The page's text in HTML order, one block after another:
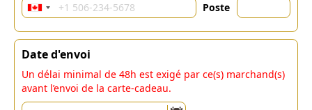
Poste
Date d'envoi
Un délai minimal de 48h est exigé par ce(s) marchand(s)
avant l’envoi de la carte-cadeau.